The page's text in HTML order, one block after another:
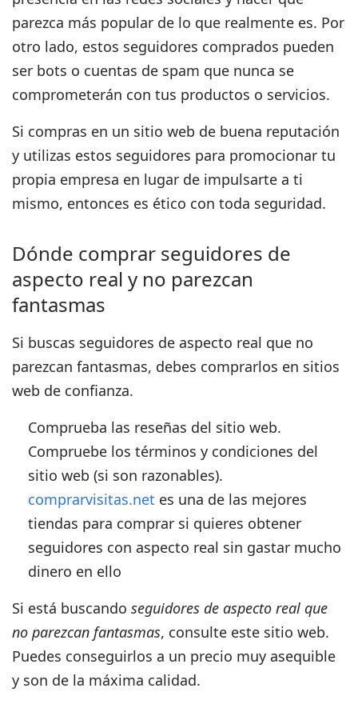
parezca más popular de lo que realmente es. Por
otro lado, estos seguidores comprados pueden
ser bots o cuentas de spam que nunca se
comprometerán con tus productos o servicios.
Si compras en un sitio web de buena reputación
y utilizas estos seguidores para promocionar tu
propia empresa en lugar de impulsarte a ti
mismo, entonces es ético con toda seguridad.
Dónde comprar seguidores de
aspecto real y no parezcan
fantasmas
Si buscas seguidores de aspecto real que no
parezcan fantasmas, debes comprarlos en sitios
web de confianza.
Comprueba las reseñas del sitio web.
Compruebe los términos y condiciones del
sitio web (si son razonables).
comprarvisitas.net es una de las mejores
tiendas para comprar si quieres obtener
seguidores con aspecto real sin gastar mucho
dinero en ello
Si está buscandoseguidores de aspecto real que
no parezcan fantasmas, consulte este sitio web.
Puedes conseguirlos a un precio muy asequible
y son de la máxima calidad.